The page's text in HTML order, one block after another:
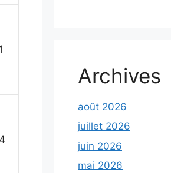
Archives
août 2026
juillet 2026
juin 2026
mai 2026